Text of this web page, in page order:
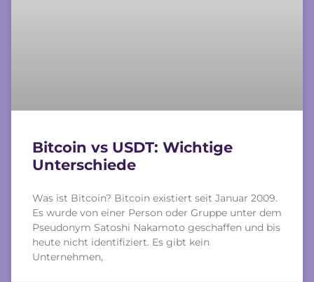
Bitcoin vs USDT: Wichtige
Unterschiede
Was ist Bitcoin? Bitcoin existiert seit Januar 2009.
Es wurde von einer Person oder Gruppe unter dem
Pseudonym Satoshi Nakamoto geschaffen und bis
heute nicht identifiziert. Es gibt kein
Unternehmen,